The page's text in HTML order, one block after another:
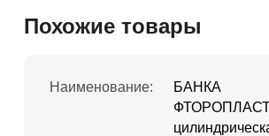
Похожие товары
Наименование:
БАНКА